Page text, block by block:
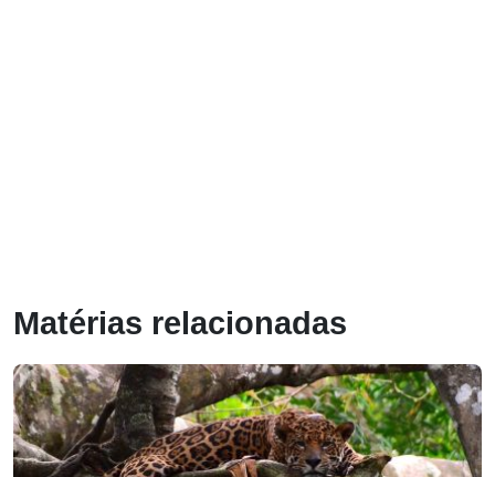
Matérias relacionadas